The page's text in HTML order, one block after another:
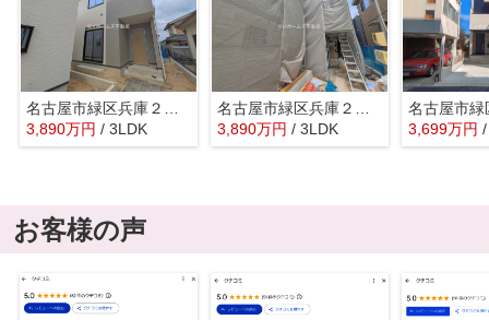
名古屋市緑区兵庫２丁目412『仲介料無料』新築戸建て
3,890万円 / 3LDK
名古屋市緑区兵庫２丁目513『仲介料無料』新築戸建て
3,890万円 / 3LDK 3,699万円
お客様の声